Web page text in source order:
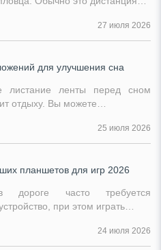
27 июля 2026
для улучшения сна
листание ленты перед сном
отдыху. Вы можете…
25 июля 2026
планшетов для игр 2026
дороге часто требуется
при этом играть…
24 июля 2026